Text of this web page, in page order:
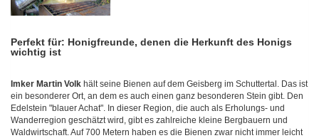
Perfekt für: Honigfreunde, denen die Herkunft des Honigs
wichtig ist
Imker Martin Volk hält seine Bienen auf dem Geisberg im Schuttertal. Das ist
ein besonderer Ort, an dem es auch einen ganz besonderen Stein gibt. Den
Edelstein "blauer Achat". In dieser Region, die auch als Erholungs- und
Wanderregion geschätzt wird, gibt es zahlreiche kleine Bergbauern und
Waldwirtschaft. Auf 700 Metern haben es die Bienen zwar nicht immer leicht